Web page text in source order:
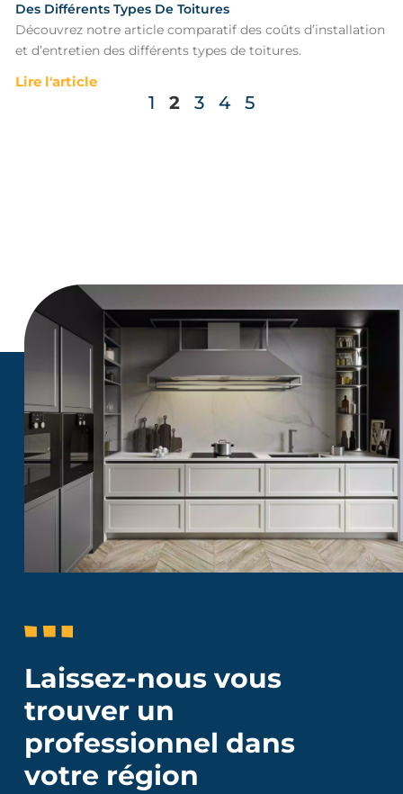
Des Différents Types De Toitures
Découvrez notre article comparatif des coûts d’installation
et d’entretien des différents types de toitures.
Lire l'article
1 2 3 4 5
Laissez-nous vous
trouver un
professionnel dans
votre région